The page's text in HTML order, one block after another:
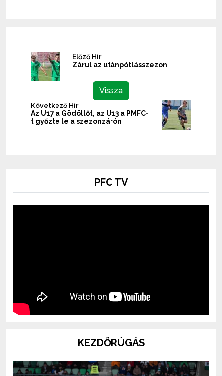
Előző Hír
Zárul az utánpótlásszezon
Vissza
Következő Hír
Az U17 a Gödöllőt, az U13 a PMFC-
t győzte le a szezonzárón
PFC TV
KEZDŐRÚGÁS